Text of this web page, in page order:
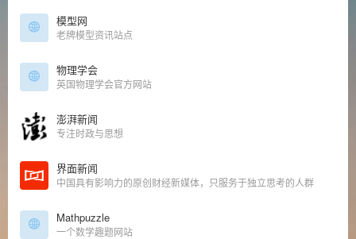
模型网
老牌模型资讯站点
物理学会
英国物理学会官方网站
澎湃新闻
专注时政与思想
界面新闻
中国具有影响力的原创财经新媒体，只服务于独立思考的人群
Mathpuzzle
一个数学趣题网站